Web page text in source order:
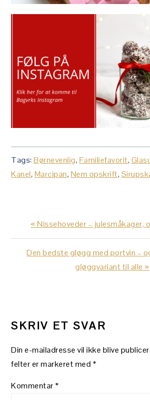
Tags:Børnevenlig, Familiefavorit,
Kanel, Marcipan, Nem opskrift,
Previous
Post:
« Nissehoveder – julesmåkager,
Next
Den bedste gløgg med portvin –
gløggvariant til alle »
SKRIV ET SVAR
Din e-mailadresse vil ikke blive
felter er markeret med *
Kommentar*